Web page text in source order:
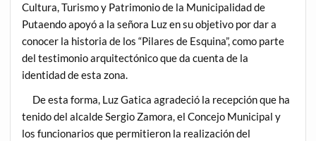
Cultura, Turismo y Patrimonio de la Municipalidad de
Putaendo apoyó a la señora Luz en su objetivo por dar a
conocer la historia de los “Pilares de Esquina”, como parte
del testimonio arquitectónico que da cuenta de la
identidad de esta zona.
De esta forma, Luz Gatica agradeció la recepción que ha
tenido del alcalde Sergio Zamora, el Concejo Municipal y
los funcionarios que permitieron la realización del